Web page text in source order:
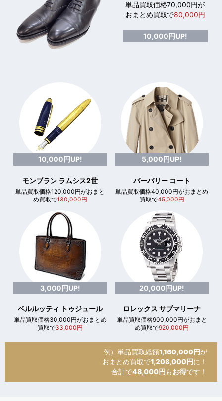
単品買取価格70,000円が
おまとめ買取で80,000円
10,000円UP!
10,000円UP!
モンブラン ラムシス2世
単品買取価格120,000円がおまと
め買取で130,000円
5,000円UP!
バーバリー コート
単品買取価格40,000円がおまとめ
買取で45,000円
3,000円UP!
ベルルッティ トゥジュール
単品買取価格30,000円がおまとめ
買取で33,000円
20,000円UP!
ロレックス サブマリーナ
単品買取価格900,000円がおまと
め買取で920,000円
例）単品買取総額1,160,000円が
おまとめ買取で1,208,000円に！
合計で48,000円 もお得です！